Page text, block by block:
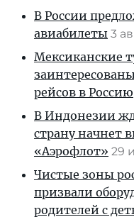
В России
авиабилеты 3
Мексиканские
рейсов в Россию
В Индонезии
страну начнет
«Аэрофлот» 29
Чистые зоны
призвали
родителей с